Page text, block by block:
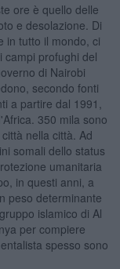
ore è quello delle
e desolazione. Di
in tutto il mondo, ci
campi profughi del
di Nairobi
secondo fonti
a partire dal 1991,
350 mila sono
nella città. Ad
somali dello status
umanitaria
in questi anni, a
peso determinante
islamico di Al
per compiere
spesso sono